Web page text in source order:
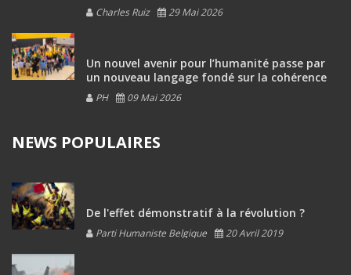
Charles Ruiz 29 Mai 2026
Un nouvel avenir pour l’humanité passe par
un nouveau langage fondé sur la cohérence
PH 09 Mai 2026
NEWS POPULAIRES
De l'effet démonstratif à la révolution ?
Parti Humaniste Belgique 20 Avril 2019